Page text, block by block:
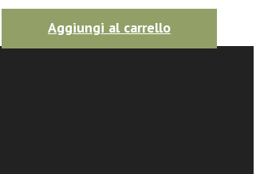
Aggiungi al carrello